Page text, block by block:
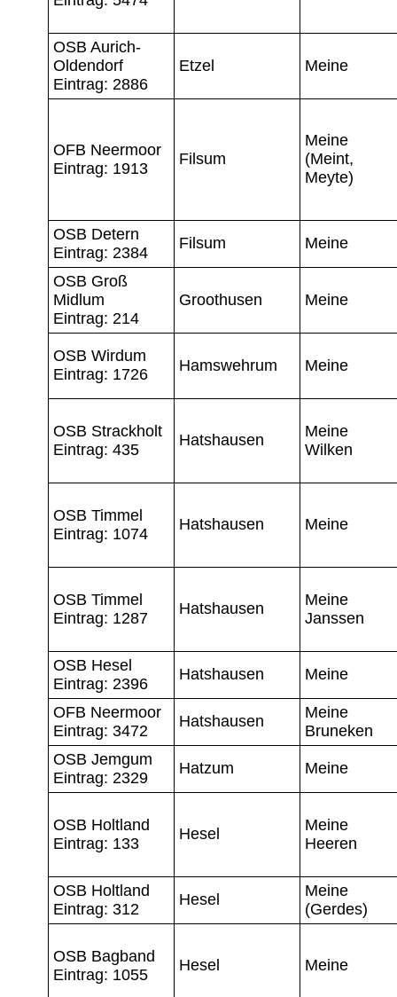
OSB Aurich-
Oldendorf
Eintrag: 2886
Etzel Meine
OFB Neermoor
Eintrag: 1913
Filsum
Meine
(Meint,
Meyte)
OSB Detern
Eintrag: 2384
Filsum Meine
OSB Groß
Midlum
Eintrag: 214
Groothusen Meine
OSB Wirdum
Eintrag: 1726
Hamswehrum Meine
OSB Strackholt
Eintrag: 435
Hatshausen
Meine
Wilken
OSB Timmel
Eintrag: 1074
Hatshausen Meine
OSB Timmel
Eintrag: 1287
Hatshausen
Meine
Janssen
OSB Hesel
Eintrag: 2396
Hatshausen Meine
OFB Neermoor
Eintrag: 3472
Hatshausen
Meine
Bruneken
OSB Jemgum
Eintrag: 2329
Hatzum Meine
OSB Holtland
Eintrag: 133
Hesel
Meine
Heeren
OSB Holtland
Eintrag: 312
Hesel
Meine
(Gerdes)
OSB Bagband
Eintrag: 1055
Hesel Meine